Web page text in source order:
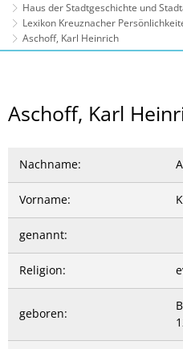
Haus der Stadtgeschichte und
Lexikon Kreuznacher
Aschoff, Karl Heinrich
Aschoff,
Heinrich
Aschoff, Karl
Nachname:
Vorname:
genannt:
Religion:
geboren: